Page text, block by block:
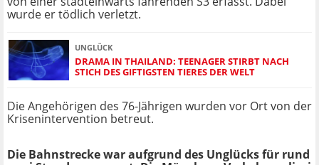
wurde er tödlich verletzt.
UNGLÜCK
DRAMA IN THAILAND: TEENAGER STIRBT NACH
STICH DES GIFTIGSTEN TIERES DER WELT
Die Angehörigen des 76-Jährigen wurden vor Ort von der
Krisenintervention betreut.
Die Bahnstrecke war aufgrund des Unglücks für rund